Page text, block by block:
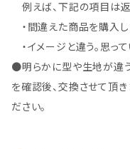
例えば、下記の項目は
・間違えた商品を購入し
・イメージと違う。思っ
●明らかに型や生地が違
を確認後、交換させて頂
ださい。